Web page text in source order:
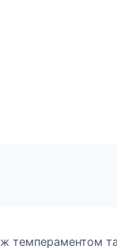
темпераментом